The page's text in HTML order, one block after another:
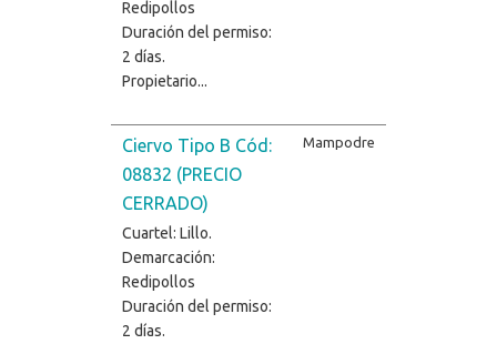
Redipollos
Duración del permiso:
2 días.
Propietario...
Ciervo Tipo B Cód:
08832 (PRECIO
CERRADO)
Cuartel: Lillo.
Demarcación:
Redipollos
Duración del permiso:
2 días.
Mampodre